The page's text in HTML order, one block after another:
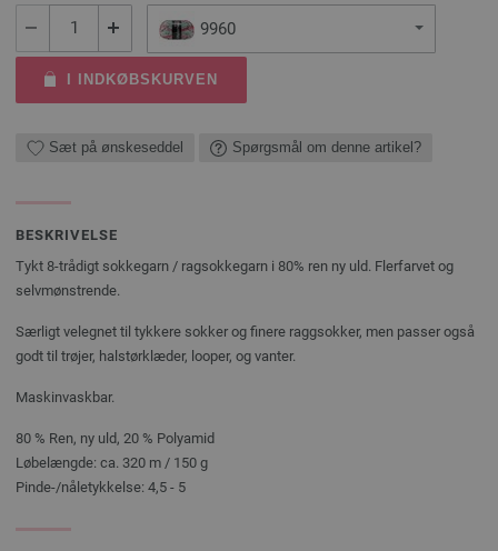
9960
I INDKØBSKURVEN
Sæt på ønskeseddel Spørgsmål om denne artikel?
BESKRIVELSE
Tykt 8-trådigt sokkegarn / ragsokkegarn i 80% ren ny uld. Flerfarvet og
selvmønstrende.
Særligt velegnet til tykkere sokker og finere raggsokker, men passer også
godt til trøjer, halstørklæder, looper, og vanter.
Maskinvaskbar.
80 % Ren, ny uld, 20 % Polyamid
Løbelængde: ca. 320 m / 150 g
Pinde-/nåletykkelse: 4,5 - 5